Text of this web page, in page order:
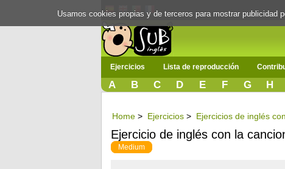
Ejercicios Lista de reproducción
A B C D E F G H
Home > Ejercicios > Ejercicios de inglés
Ejercicio de inglés con la
Medium
Usamos cookies propias y de terceros para mostrar publicidad